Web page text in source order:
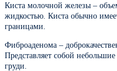
Киста молочной железы –
жидкостью. Киста обычно
границами.
Фиброаденома –
Представляет собой
груди.